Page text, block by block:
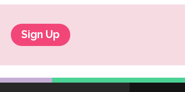
Sign Up